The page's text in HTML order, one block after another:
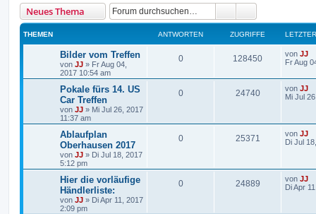
Neues Thema
THEMEN ANTWORTEN ZUGRIFFE
Bilder vom Treffen
von JJ » Fr Aug 04,
2017 10:54 am
0 128450 von JJ
Fr Aug
Pokale fürs 14. US
Car Treffen
von JJ » Mi Jul 26, 2017
11:37 am
0 24740 von JJ
Mi Jul
Ablaufplan
Oberhausen 2017
von JJ » Di Jul 18, 2017
5:12 pm
0 25371 von JJ
Di Jul
Hier die vorläufige
Händlerliste:
von JJ » Di Apr 11, 2017
2:09 pm
0 24889 von JJ
Di Apr